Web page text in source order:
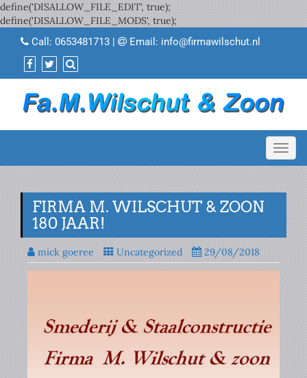
define('DISALLOW_FILE_EDIT', true);
define('DISALLOW_FILE_MODS', true);
Call: 0653481713 | Email: info@firmawilschut.nl
FIRMA M. WILSCHUT & ZOON
180 JAAR!
mick goeree Uncategorized 29/08/2018